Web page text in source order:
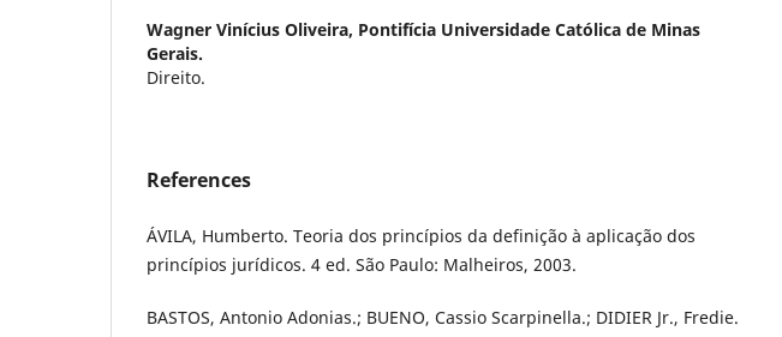
Wagner Vinícius Oliveira, Pontifícia Universidade Católica de Minas
Gerais.
Direito.
References
ÁVILA, Humberto. Teoria dos princípios da definição à aplicação dos
princípios jurídicos. 4 ed. São Paulo: Malheiros, 2003.
BASTOS, Antonio Adonias.; BUENO, Cassio Scarpinella.; DIDIER Jr., Fredie.